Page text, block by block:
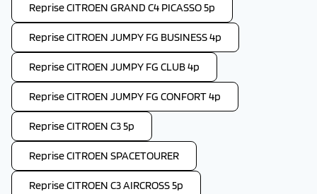
Reprise CITROEN GRAND C4 PICASSO 5p
Reprise CITROEN JUMPY FG BUSINESS 4p
Reprise CITROEN JUMPY FG CLUB 4p
Reprise CITROEN JUMPY FG CONFORT 4p
Reprise CITROEN C3 5p
Reprise CITROEN SPACETOURER
Reprise CITROEN C3 AIRCROSS 5p